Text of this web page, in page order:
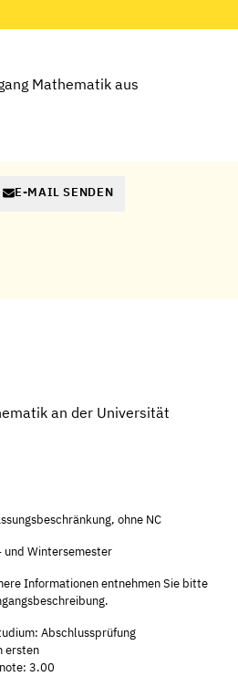
Mathematik aus
E-MAIL SENDEN
an der Universität
ohne NC
Wintersemester
Informationen entnehmen Sie bitte
Abschlussprüfung
ersten
3.00